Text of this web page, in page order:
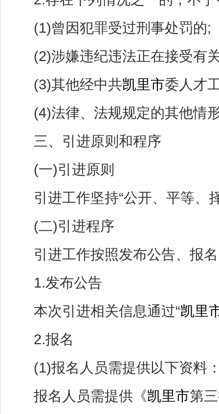
(1)曾因犯罪受过刑事处罚的;
(2)涉嫌违纪违法正在接受有关
(3)其他经中共凯里市委人才
(4)法律、法规规定的其他情
三、引进原则和程序
(一)引进原则
引进工作坚持“公开、平等、
(二)引进程序
引进工作按照发布公告、报名
1.发布公告
本次引进相关信息通过“凯里
2.报名
(1)报名人员需提供以下资料
报名人员需提供《凯里市第